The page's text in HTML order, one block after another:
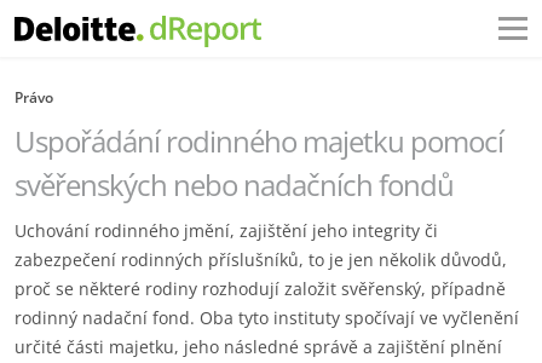
Právo
Uspořádání rodinného majetku pomocí
svěřenských nebo nadačních fondů
Uchování rodinného jmění, zajištění jeho integrity či
zabezpečení rodinných příslušníků, to je jen několik důvodů,
proč se některé rodiny rozhodují založit svěřenský, případně
rodinný nadační fond. Oba tyto instituty spočívají ve vyčlenění
určité části majetku, jeho následné správě a zajištění plnění